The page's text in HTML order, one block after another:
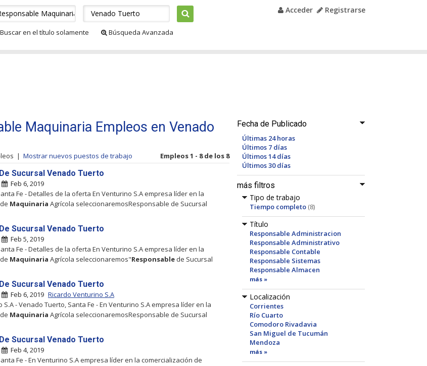
Acceder Registrarse
Buscar en el título solamente Búsqueda Avanzada
Fecha de Publicado
Últimas 24 horas
Últimos 7 días
Últimos 14 días
Últimos 30 días
más filtros
Tipo de trabajo
Tiempo completo (8)
Título
Responsable Administracion
Responsable Administrativo
Responsable Contable
Responsable Sistemas
Responsable Almacen
más »
Localización
Corrientes
Río Cuarto
Comodoro Rivadavia
San Miguel de Tucumán
Mendoza
más »
Maquinaria Empleos en Venado
| Mostrar nuevos puestos de trabajo Empleos 1 - 8 de los 8
Sucursal Venado Tuerto
Feb 6, 2019
Fe - Detalles de la oferta En Venturino S.A empresa líder en la
Maquinaria Agrícola seleccionaremosResponsable de Sucursal
Sucursal Venado Tuerto
Feb 5, 2019
Fe - Detalles de la oferta En Venturino S.A empresa líder en la
Maquinaria Agrícola seleccionaremos"Responsable de Sucursal
Sucursal Venado Tuerto
Feb 6, 2019 Ricardo Venturino S.A
S.A - Venado Tuerto, Santa Fe - En Venturino S.A empresa líder en la
Maquinaria Agrícola seleccionaremosResponsable de Sucursal
Sucursal Venado Tuerto
Feb 4, 2019
Fe - En Venturino S.A empresa líder en la comercialización de